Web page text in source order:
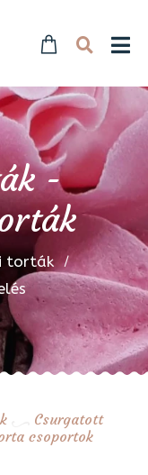
-
torták
Csurgatott
csoportok